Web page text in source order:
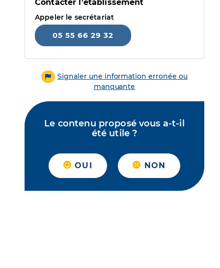
Contacter l'établissement
Appeler le secrétariat
05 55 66 29 32
Signaler une information erronée ou
manquante
Le contenu proposé vous a-t-il
été utile ?
OUI NON